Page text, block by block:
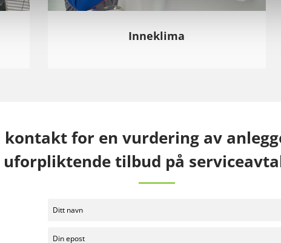
Inneklima
for en vurdering av
uforpliktende tilbud på